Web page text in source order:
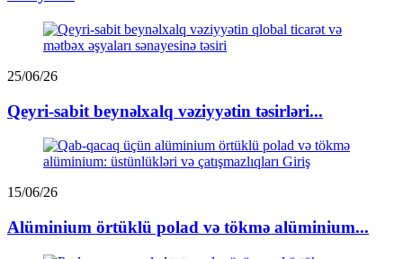
25/06/26
Qeyri-sabit beynəlxalq vəziyyətin təsirləri...
15/06/26
Alüminium örtüklü polad və tökmə alüminium...